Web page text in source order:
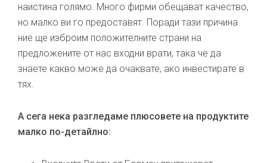
наистина голямо. Много фирми обещават качество,
но малко ви го предоставят. Поради тази причина
ние ще изброим положителните страни на
предложените от нас входни врати, така че да
знаете какво може да очаквате, ако инвестирате в
тях.
А сега нека разгледаме плюсовете на продуктите
малко по-детайлно: